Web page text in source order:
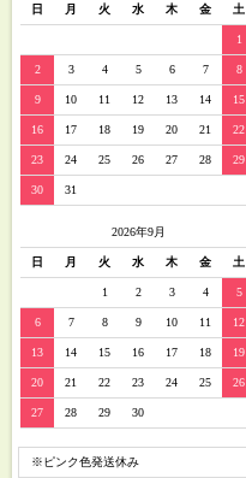
日 月 火 水 木 金 土
1
2 3 4 5 6 7 8
9 10 11 12 13 14 15
16 17 18 19 20 21 22
23 24 25 26 27 28 29
30 31
2026年9月
日 月 火 水 木 金 土
1 2 3 4 5
6 7 8 9 10 11 12
13 14 15 16 17 18 19
20 21 22 23 24 25 26
27 28 29 30
※ピンク色発送休み